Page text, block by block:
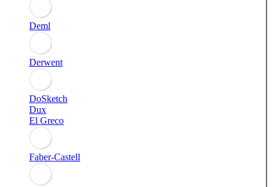
Deml
Derwent
DoSketch
Dux
El Greco
Faber-Castell